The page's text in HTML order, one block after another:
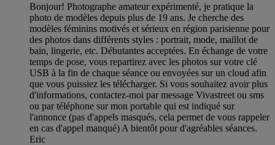
Bonjour! Photographe amateur expérimenté, je pratique la
photo de modèles depuis plus de 19 ans. Je cherche des
modèles féminins motivés et sérieux en région parisienne pour
des photos dans différents styles : portrait, mode, maillot de
bain, lingerie, etc. Débutantes acceptées. En échange de votre
temps de pose, vous repartirez avec les photos sur votre clé
USB à la fin de chaque séance ou envoyées sur un cloud afin
que vous puissiez les télécharger. Si vous souhaitez avoir plus
d'informations, contactez-moi par message Vivastreet ou sms
ou par téléphone sur mon portable qui est indiqué sur
l'annonce (pas d'appels masqués, cela permet de vous rappeler
en cas d'appel manqué) A bientôt pour d'agréables séances.
Eric